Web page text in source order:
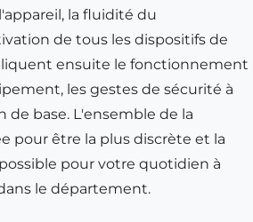
la fluidité du
de tous les dispositifs de
ensuite le fonctionnement
les gestes de sécurité à
base. L'ensemble de la
pour être la plus discrète et la
pour votre quotidien à
le département.